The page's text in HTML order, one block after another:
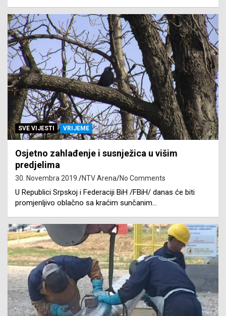
SVE VIJESTI VRIJEME
Osjetno zahlađenje i susnježica u višim
predjelima
30. Novembra 2019. NTV Arena No Comments
U Republici Srpskoj i Federaciji BiH /FBiH/ danas će biti
promjenljivo oblačno sa kraćim sunčanim…